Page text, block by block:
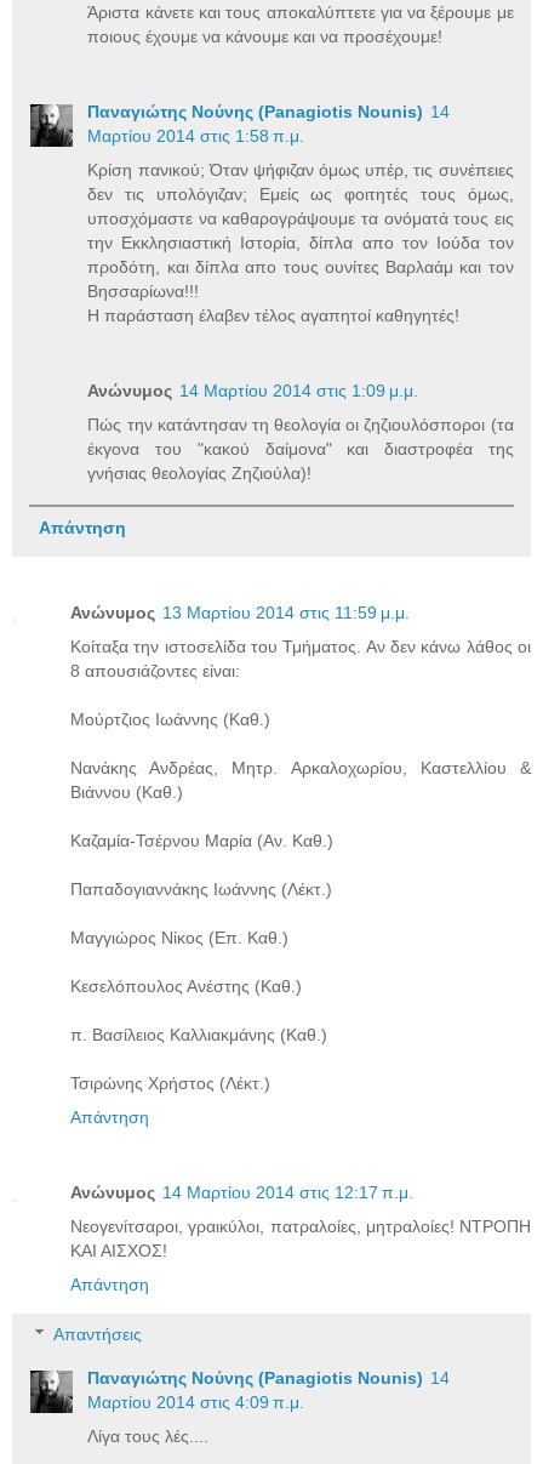
Άριστα κάνετε και τους αποκαλύπτετε για να ξέρουμε με
ποιους έχουμε να κάνουμε και να προσέχουμε!
Παναγιώτης Νούνης (Panagiotis Nounis) 14
Μαρτίου 2014 στις 1:58 π.μ.
Κρίση πανικού; Όταν ψήφιζαν όμως υπέρ, τις συνέπειες
δεν τις υπολόγιζαν; Εμείς ως φοιτητές τους όμως,
υποσχόμαστε να καθαρογράψουμε τα ονόματά τους εις
την Εκκλησιαστική Ιστορία, δίπλα απο τον Ιούδα τον
προδότη, και δίπλα απο τους ουνίτες Βαρλαάμ και τον
Βησσαρίωνα!!!
Η παράσταση έλαβεν τέλος αγαπητοί καθηγητές!
Ανώνυμος 14 Μαρτίου 2014 στις 1:09 μ.μ.
Πώς την κατάντησαν τη θεολογία οι ζηζιουλόσποροι (τα
έκγονα του "κακού δαίμονα" και διαστροφέα της
γνήσιας θεολογίας Ζηζιούλα)!
Απάντηση
Ανώνυμος 13 Μαρτίου 2014 στις 11:59 μ.μ.
Κοίταξα την ιστοσελίδα του Τμήματος. Αν δεν κάνω λάθος οι
8 απουσιάζοντες είναι:
Μούρτζιος Ιωάννης (Καθ.)
Νανάκης Ανδρέας, Μητρ. Αρκαλοχωρίου, Καστελλίου &
Βιάννου (Καθ.)
Καζαμία-Τσέρνου Μαρία (Αν. Καθ.)
Παπαδογιαννάκης Ιωάννης (Λέκτ.)
Μαγγιώρος Νίκος (Επ. Καθ.)
Κεσελόπουλος Ανέστης (Καθ.)
π. Βασίλειος Καλλιακμάνης (Καθ.)
Τσιρώνης Χρήστος (Λέκτ.)
Απάντηση
Ανώνυμος 14 Μαρτίου 2014 στις 12:17 π.μ.
Νεογενίτσαροι, γραικύλοι, πατραλοίες, μητραλοίες! ΝΤΡΟΠΗ
ΚΑΙ ΑΙΣΧΟΣ!
Απάντηση
Απαντήσεις
Παναγιώτης Νούνης (Panagiotis Nounis) 14
Μαρτίου 2014 στις 4:09 π.μ.
Λίγα τους λές....